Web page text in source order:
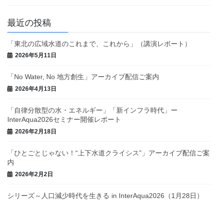
最近の投稿
「東北の広域水道のこれまで、これから」（講演レポート）
2026年5月11日
「No Water, No 地方創生」アーカイブ配信ご案内
2026年4月13日
「自律分散型の水・エネルギー」「新インフラ時代」ー
InterAqua2026セミナー開催レポート
2026年2月18日
「ひとごとじゃない！“上下水道クライシス”」アーカイブ配信ご案
内
2026年2月2日
シリーズ～人口減少時代を生きる in InterAqua2026（1月28日）